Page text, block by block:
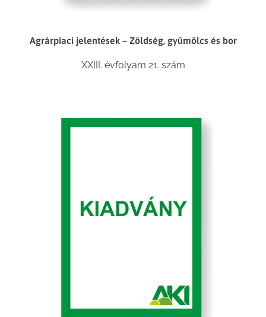
Agrárpiaci jelentések – Zöldség, gyümölcs és bor
XXIII. évfolyam 21. szám